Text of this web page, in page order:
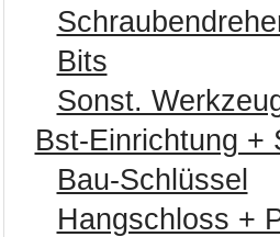
Bits
Sonst.
Bst-Einrichtung +
Bau-Schlüssel
Hangschloss +